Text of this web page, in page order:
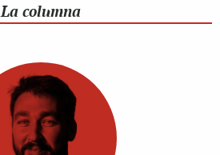
La columna